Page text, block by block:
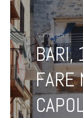
AGO 8, 2017
BARI,
FARE